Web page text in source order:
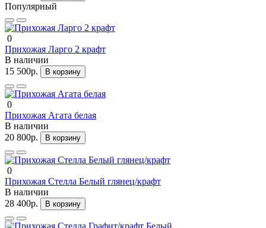
Популярный
0
Прихожая Ларго 2 крафт
В наличии
15 500р.
В корзину
0
Прихожая Агата белая
В наличии
20 800р.
В корзину
0
Прихожая Стелла Белый глянец/крафт
В наличии
28 400р.
В корзину